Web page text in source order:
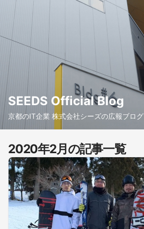
SEEDS Official Blog
京都のIT企業 株式会社シーズの広報ブログ
2020年2月の記事一覧